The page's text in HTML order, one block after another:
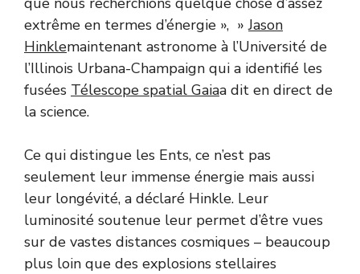
extrême en termes d’énergie », »Jason
Hinklemaintenant astronome à l’Université de
l’Illinois Urbana-Champaign qui a identifié les
fusées Télescope spatial Gaiaa dit en direct de
la science.
Ce qui distingue les Ents, ce n’est pas
seulement leur immense énergie mais aussi
leur longévité, a déclaré Hinkle. Leur
luminosité soutenue leur permet d’être vues
sur de vastes distances cosmiques – beaucoup
plus loin que des explosions stellaires